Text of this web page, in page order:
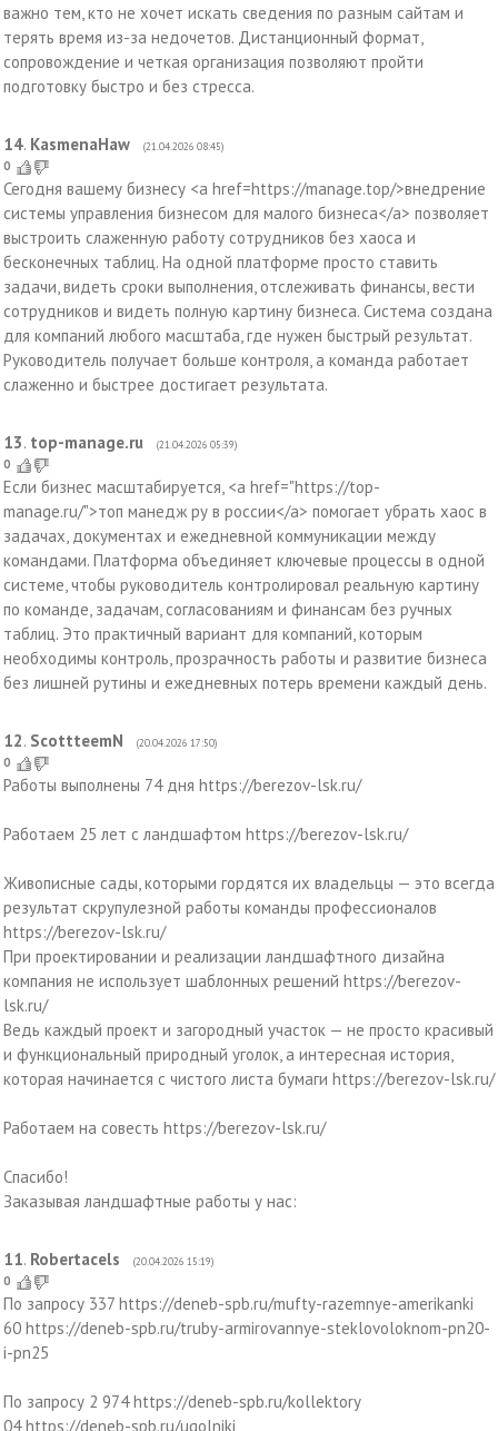
важно тем, кто не хочет искать сведения по разным сайтам и
терять время из-за недочетов. Дистанционный формат,
сопровождение и четкая организация позволяют пройти
подготовку быстро и без стресса.
14. KasmenaHaw (21.04.2026 08:45)
0
Сегодня вашему бизнесу <a href=https://manage.top/>внедрение
системы управления бизнесом для малого бизнеса</a> позволяет
выстроить слаженную работу сотрудников без хаоса и
бесконечных таблиц. На одной платформе просто ставить
задачи, видеть сроки выполнения, отслеживать финансы, вести
сотрудников и видеть полную картину бизнеса. Система создана
для компаний любого масштаба, где нужен быстрый результат.
Руководитель получает больше контроля, а команда работает
слаженно и быстрее достигает результата.
13. top-manage.ru (21.04.2026 05:39)
0
Если бизнес масштабируется, <a href="https://top-
manage.ru/">топ манедж ру в россии</a> помогает убрать хаос в
задачах, документах и ежедневной коммуникации между
командами. Платформа объединяет ключевые процессы в одной
системе, чтобы руководитель контролировал реальную картину
по команде, задачам, согласованиям и финансам без ручных
таблиц. Это практичный вариант для компаний, которым
необходимы контроль, прозрачность работы и развитие бизнеса
без лишней рутины и ежедневных потерь времени каждый день.
12. ScottteemN (20.04.2026 17:50)
0
Работы выполнены 74 дня https://berezov-lsk.ru/
Работаем 25 лет с ландшафтом https://berezov-lsk.ru/
Живописные сады, которыми гордятся их владельцы — это всегда
результат скрупулезной работы команды профессионалов
https://berezov-lsk.ru/
При проектировании и реализации ландшафтного дизайна
компания не использует шаблонных решений https://berezov-
lsk.ru/
Ведь каждый проект и загородный участок — не просто красивый
и функциональный природный уголок, а интересная история,
которая начинается с чистого листа бумаги https://berezov-lsk.ru/
Работаем на совесть https://berezov-lsk.ru/
Спасибо!
Заказывая ландшафтные работы у нас:
11. Robertacels (20.04.2026 15:19)
0
По запросу 337 https://deneb-spb.ru/mufty-razemnye-amerikanki
60 https://deneb-spb.ru/truby-armirovannye-steklovoloknom-pn20-
i-pn25
По запросу 2 974 https://deneb-spb.ru/kollektory
04 https://deneb-spb.ru/ugolniki